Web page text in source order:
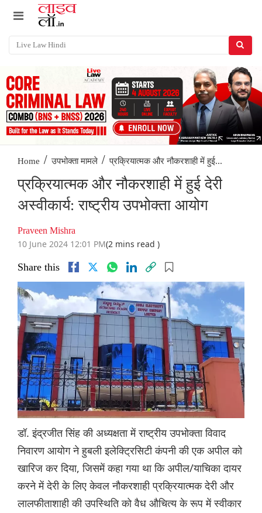
Home / उपभोक्ता मामले / प्रक्रियात्मक और नौकरशाही में हुई...
प्रक्रियात्मक और नौकरशाही में हुई देरी
अस्वीकार्य: राष्ट्रीय उपभोक्ता आयोग
Praveen Mishra
10 June 2024 12:01 PM(2 mins read )
Share this
डॉ. इंद्रजीत सिंह की अध्यक्षता में राष्ट्रीय उपभोक्ता विवाद
निवारण आयोग ने हुबली इलेक्ट्रिसिटी कंपनी की एक अपील को
खारिज कर दिया, जिसमें कहा गया था कि अपील/याचिका दायर
करने में देरी के लिए केवल नौकरशाही प्रक्रियात्मक देरी और
लालफीताशाही की उपस्थिति को वैध औचित्य के रूप में स्वीकार